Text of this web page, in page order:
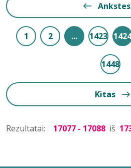
1 2 ... 1423 1424
1448
Kitas
Rezultatai: 17077 - 17088 iš